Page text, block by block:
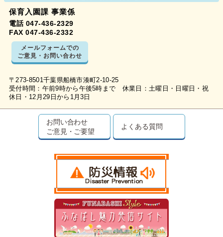
保育入園課 事業係
電話 047-436-2329
FAX 047-436-2332
メールフォームでの
ご意見・お問い合わせ
〒273-8501千葉県船橋市湊町2-10-25
受付時間：午前9時から午後5時まで 休業日：土曜日・日曜日・祝
休日・12月29日から1月3日
お問い合わせ
ご意見・ご要望
よくある質問